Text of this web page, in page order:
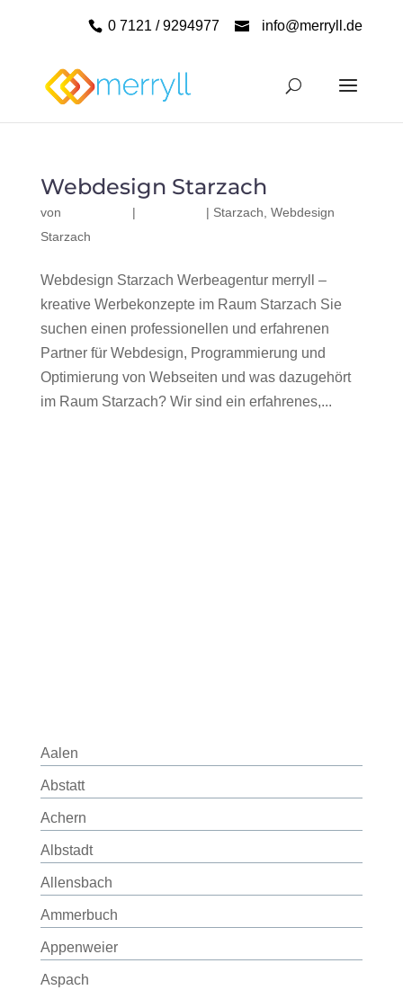
0 7121 / 9294977 info@merryll.de
Webdesign Starzach
von | | Starzach Webdesign
Starzach
Webdesign Starzach Werbeagentur merryll –
kreative Werbekonzepte im Raum Starzach Sie
suchen einen professionellen und erfahrenen
Partner für Webdesign, Programmierung und
Optimierung von Webseiten und was dazugehört
im Raum Starzach? Wir sind ein erfahrenes,...
Aalen
Abstatt
Achern
Albstadt
Allensbach
Ammerbuch
Appenweier
Aspach